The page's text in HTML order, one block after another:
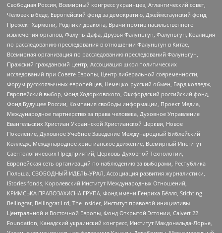
Свободная Россия, Всемирный конгресс украинцев, Атлантический совет,
Человек в беде, Европейский фонд за демократию, Джеймстаунский фонд,
Прожект Хармони, Родники дракона, Врачи против насильственного
извлечения органов, Фалунь Дафа, Друзья Фалуньгун, Фалуньгун, Коалиция
по расследованию преследования в отношении Фалуньгун в Китае,
Всемирная организация по расследованию преследований Фалуньгун,
Пражский гражданский центр, Ассоциация школ политических
исследований при Совете Европы, Центр либеральной современности,
Форум русскоязычных европейцев, Немецко-русский обмен, Бард колледж,
Европейский выбор, Фонд Ходорковского, Оксфордский российский фонд,
Фонд Будущее России, Компания свободы информации, Проект Медиа,
Международное партнерство за права человека, Духовное Управление
Евангельских Христиан Украинской Христианской Церкви, Новое
Поколение, Духовное Учебное Заведение Международный Библейский
Колледж, Международное христианское движение, Всемирный Институт
Саентологических Предприятий, Церковь Духовной Технологии,
Европейская сеть организаций по наблюдению за выборами, Республика
Польша, СВОБОДНЫЙ ИДЕЛЬ-УРАЛ, Ассоциация развития журналистики,
IStories fonds, Королевский Институт Международных Отношений,
КРИМСЬКА ПРАВОЗАХИСНА ГРУПА, Фонд имени Генриха Бёлля, Stichting
Bellingcat, Bellingcat Ltd, The Insider, Институт правовой инициативы
Центральной и Восточной Европы, Фонд Открытой Эстонии, Calvert 22
Foundation, Канадский украинский конгресс, Институт Макдональда-Лорье,